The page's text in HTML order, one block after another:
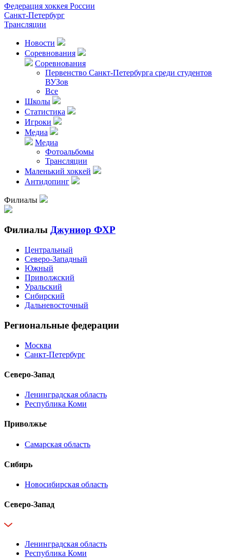
Федерация хоккея России
Санкт-Петербург
Трансляции
Новости
Соревнования
Соревнования
Первенство Санкт-Петербурга среди студентов
ВУЗов
Все
Школы
Статистика
Игроки
Медиа
Медиа
Фотоальбомы
Трансляции
Маленький хоккей
Антидопинг
Филиалы
Филиалы Джуниор ФХР
Центральный
Северо-Западный
Южный
Приволжский
Уральский
Сибирский
Дальневосточный
Региональные федерации
Москва
Санкт-Петербург
Северо-Запад
Ленинградская область
Республика Коми
Приволжье
Самарская область
Сибирь
Новосибирская область
Северо-Запад
Ленинградская область
Республика Коми